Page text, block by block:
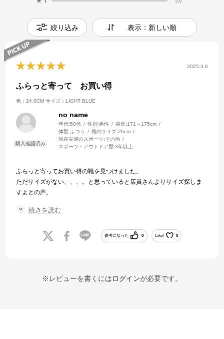
絞り込み 表示：新しい順
2025.3.6
ふらっと寄って お買い得
色：24.0CM サイズ：LIGHT BLUE
no name
年代:50代 性別:男性 身長:171～175cm
体型: ふつう 靴のサイズ:26cm
現在実施のスポーツ:その他
スポーツ・アウトドア歴:3年以上
ふらっと寄ってお買い得の靴を見つけました。
ただサイズがない、、、。と思っていると店員さんよりサイズ探しま
すよとの声。
たが、旅行先の店舗であった為、あきらめようとしたところ、アプリ
での購入ができると聞き今回アプリでの購入を致しました。
お名前聞いておればよかったのですが、高知イオンの若い男性スタッ
続きを読む
参考になった 0 Like! 0
※レビューを書くにはログインが必要です。